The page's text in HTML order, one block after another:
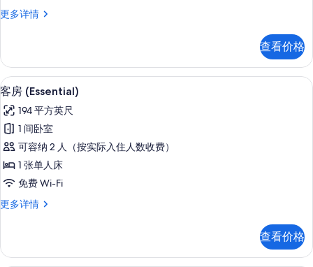
张
大
床
的
所
有
照
片
更多详情
尊
1
张
特
床
更
多
信
息
查看价格
显
示
客
房
(Essential)
的
所
有
片
埃及棉床单、高档床上用品、羽绒被
11
客房 (Essential)
194 平方英尺
1 间卧室
可容纳 2 人（按实际入住人数收费）
1 张单人床
免费 Wi-Fi
更多详情
客
多
查看价格